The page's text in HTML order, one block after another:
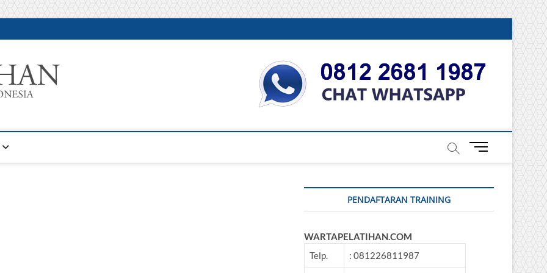
INFORMASI PELATIHAN DAN SERTIFIKASI TERBAIK DI INDONESIA
M
u
u
PENDAFTARAN TRAINING
WARTAPELATIHAN.COM
Telp.
: 081226811987